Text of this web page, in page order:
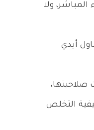
المباشر، ولا
أيدي
صلاحيتها،
التخلص